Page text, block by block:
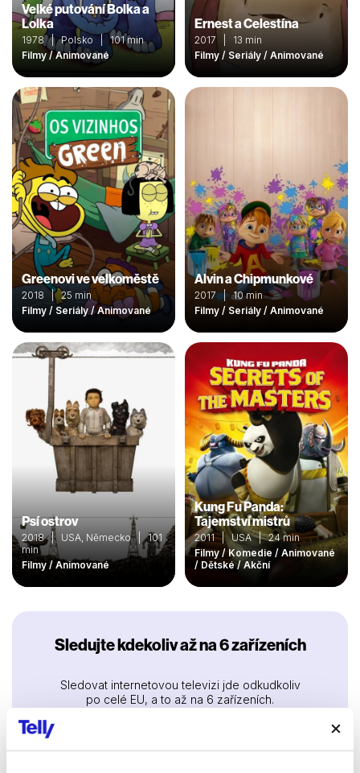
Velké putování Bolka a
Lolka
1978 | Polsko | 101 min
Filmy / Animované
Ernest a Celestína
2017 | 13 min
Filmy / Seriály / Animované
Greenovi ve velkoměstě
2018 | 25 min
Filmy / Seriály / Animované
Alvin a Chipmunkové
2017 | 10 min
Filmy / Seriály / Animované
Psí ostrov
2018 | USA, Německo | 101
min
Filmy / Animované
Kung Fu Panda:
Tajemství mistrů
2011 | USA | 24 min
Filmy / Komedie / Animované
/ Dětské / Akční
Sledujte kdekoliv až na 6 zařízeních
Sledovat internetovou televizi jde odkudkoliv
po celé EU, a to až na 6 zařízeních.